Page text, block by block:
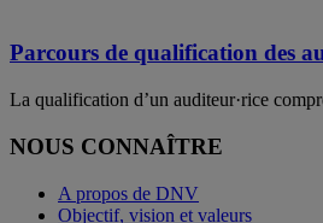
Parcours de qualification des
La qualification d’un auditeur·rice
NOUS CONNAÎTRE
A propos de DNV
Objectif, vision et valeurs